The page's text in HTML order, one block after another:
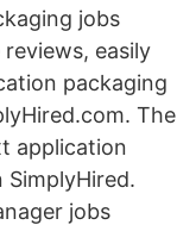
jobs
reviews, easily
packaging
The
application
jobs